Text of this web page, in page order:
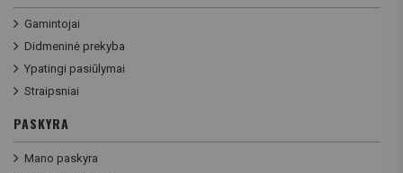
Gamintojai
Didmeninė prekyba
Ypatingi pasiūlymai
Straipsniai
PASKYRA
Mano paskyra